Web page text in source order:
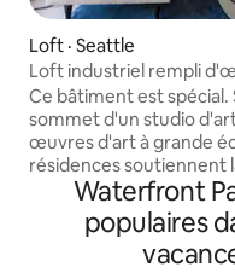
Loft · Seattle
Loft industriel rempli
South Lake Union
Ce bâtiment est spécial.
sommet d'un studio
œuvres d'art à grande
résidences soutiennent
Mad Art. L'un des dix
dispose de 750 pieds
carrés), ainsi que d'une
accès à une terrasse
Waterfront
populaires